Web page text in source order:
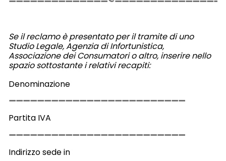
Se il reclamo è presentato per il tramite di uno
Studio Legale, Agenzia di Infortunistica,
Associazione dei Consumatori o altro, inserire nello
spazio sottostante i relativi recapiti:
Denominazione
Partita IVA
Indirizzo sede in